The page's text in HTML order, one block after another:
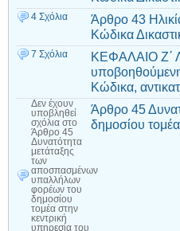
4 Σχόλια
Άρθρο 43
Κώδικα
7 Σχόλια
ΚΕΦΑΛΑΙΟ Ζ΄
Κώδικα,
Δεν έχουν
υποβληθεί
σχόλια στο
Άρθρο 45
Δυνατότητα
μετάταξης
των
αποσπασμένων
υπαλλήλων
φορέων του
δημοσίου
τομέα στην
κεντρική
υπηρεσία του
Άρθρο 45
δημοσίου